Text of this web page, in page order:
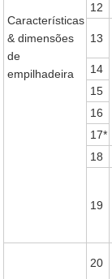
Características
& dimensões
de
empilhadeira
12
13
14
15
16
17*
18
19
20